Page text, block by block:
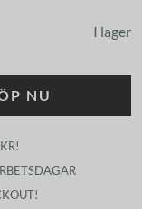
I lager
NU